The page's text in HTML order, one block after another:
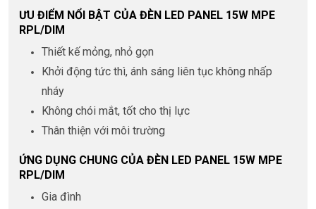
ƯU ĐIỂM NỔI BẬT CỦA ĐÈN LED PANEL 15W MPE
RPL/DIM
Thiết kế mỏng, nhỏ gọn
Khởi động tức thì, ánh sáng liên tục không nhấp
nháy
Không chói mắt, tốt cho thị lực
Thân thiện với môi trường
ỨNG DỤNG CHUNG CỦA ĐÈN LED PANEL 15W MPE
RPL/DIM
Gia đình